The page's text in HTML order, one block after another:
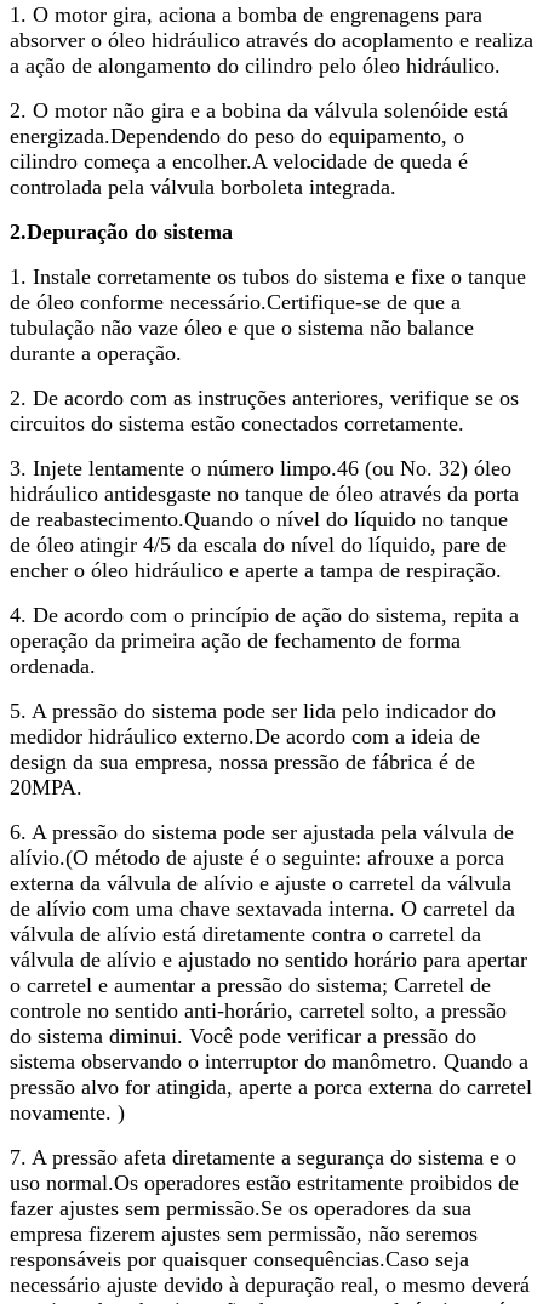
1. O motor gira, aciona a bomba de engrenagens para
absorver o óleo hidráulico através do acoplamento e realiza
a ação de alongamento do cilindro pelo óleo hidráulico.
2. O motor não gira e a bobina da válvula solenóide está
energizada.Dependendo do peso do equipamento, o
cilindro começa a encolher.A velocidade de queda é
controlada pela válvula borboleta integrada.
2.Depuração do sistema
1. Instale corretamente os tubos do sistema e fixe o tanque
de óleo conforme necessário.Certifique-se de que a
tubulação não vaze óleo e que o sistema não balance
durante a operação.
2. De acordo com as instruções anteriores, verifique se os
circuitos do sistema estão conectados corretamente.
3. Injete lentamente o número limpo.46 (ou No. 32) óleo
hidráulico antidesgaste no tanque de óleo através da porta
de reabastecimento.Quando o nível do líquido no tanque
de óleo atingir 4/5 da escala do nível do líquido, pare de
encher o óleo hidráulico e aperte a tampa de respiração.
4. De acordo com o princípio de ação do sistema, repita a
operação da primeira ação de fechamento de forma
ordenada.
5. A pressão do sistema pode ser lida pelo indicador do
medidor hidráulico externo.De acordo com a ideia de
design da sua empresa, nossa pressão de fábrica é de
20MPA.
6. A pressão do sistema pode ser ajustada pela válvula de
alívio.(O método de ajuste é o seguinte: afrouxe a porca
externa da válvula de alívio e ajuste o carretel da válvula
de alívio com uma chave sextavada interna. O carretel da
válvula de alívio está diretamente contra o carretel da
válvula de alívio e ajustado no sentido horário para apertar
o carretel e aumentar a pressão do sistema; Carretel de
controle no sentido anti-horário, carretel solto, a pressão
do sistema diminui. Você pode verificar a pressão do
sistema observando o interruptor do manômetro. Quando a
pressão alvo for atingida, aperte a porca externa do carretel
novamente. )
7. A pressão afeta diretamente a segurança do sistema e o
uso normal.Os operadores estão estritamente proibidos de
fazer ajustes sem permissão.Se os operadores da sua
empresa fizerem ajustes sem permissão, não seremos
responsáveis ​​por quaisquer consequências.Caso seja
necessário ajuste devido à depuração real, o mesmo deverá